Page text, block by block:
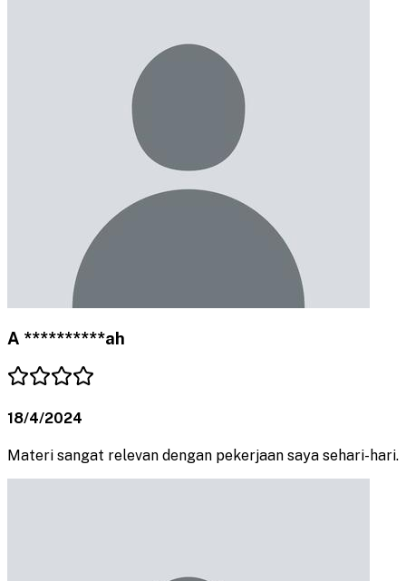
A **********ah
18/4/2024
Materi sangat relevan dengan pekerjaan saya sehari-hari.